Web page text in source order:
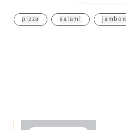
pizza salami jambon